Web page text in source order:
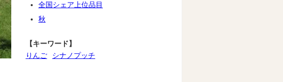
全国シェア上位品目
秋
【キーワード】
りんご
シナノプッチ